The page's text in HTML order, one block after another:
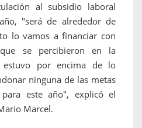
al subsidio laboral
"será de alrededor de
lo vamos a financiar con
que se percibieron en la
estuvo por encima de lo
ninguna de las metas
este año", explicó el
Marcel.